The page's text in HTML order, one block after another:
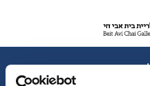
תערוכות עבר